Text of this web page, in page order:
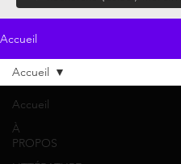
Accueil
Accueil
À
PROPOS
Accueil